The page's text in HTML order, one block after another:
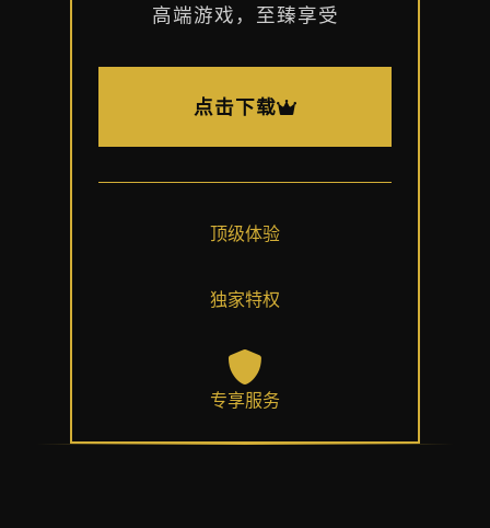
高端游戏，至臻享受
点击下载
顶级体验
独家特权
专享服务